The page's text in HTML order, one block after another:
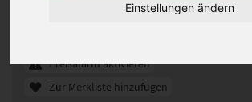
Einstellungen ändern
salt/pepper rooted
Preisalarm aktivieren
Zur Merkliste hinzufügen